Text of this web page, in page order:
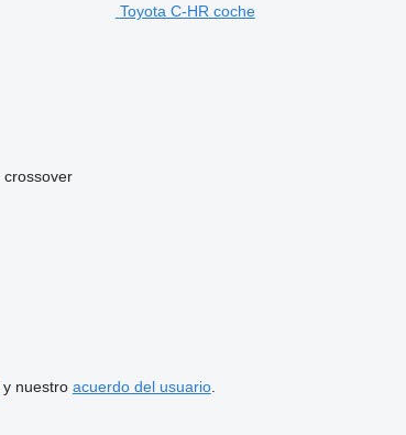
Toyota C-HR coche
crossover
y nuestro acuerdo del usuario.